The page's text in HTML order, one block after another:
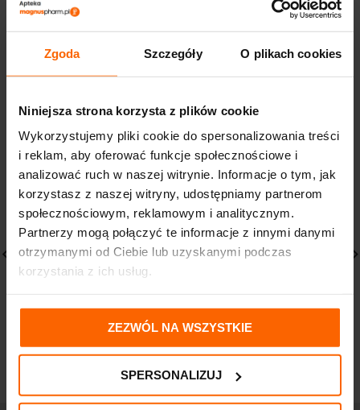
Zgoda Szczegóły O plikach cookies
Niniejsza strona korzysta z plików cookie
Wykorzystujemy pliki cookie do spersonalizowania treści
i reklam, aby oferować funkcje społecznościowe i
analizować ruch w naszej witrynie. Informacje o tym, jak
korzystasz z naszej witryny, udostępniamy partnerom
społecznościowym, reklamowym i analitycznym.
Partnerzy mogą połączyć te informacje z innymi danymi
otrzymanymi od Ciebie lub uzyskanymi podczas
korzystania z ich usług.
ZEZWÓL NA WSZYSTKIE
SPERSONALIZUJ
DOSTAWA I PŁATNOŚĆ
ml + Podgrzewacz
+kapsuł
ml + Podgrzewacz
+kapsuła